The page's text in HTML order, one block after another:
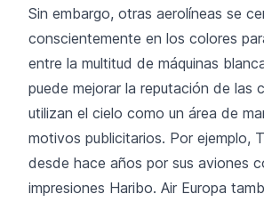
Sin embargo, otras aerolíneas se
conscientemente en los colores
entre la multitud de máquinas
puede mejorar la reputación de las
utilizan el cielo como un área de
motivos publicitarios. Por ejemplo,
desde hace años por sus aviones
impresiones Haribo. Air Europa